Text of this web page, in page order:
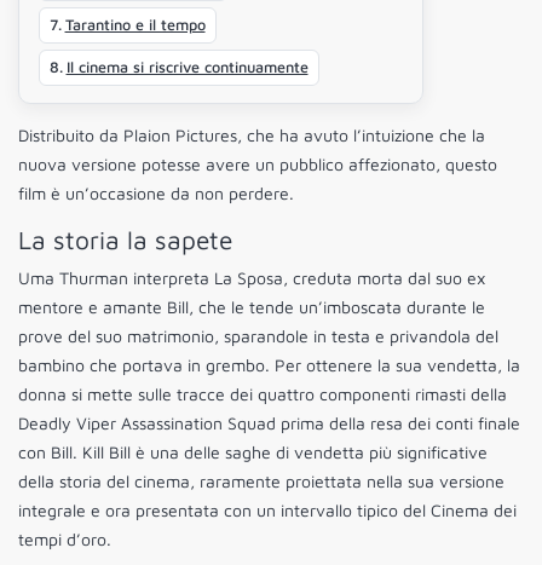
Tarantino e il tempo
Il cinema si riscrive continuamente
Distribuito da Plaion Pictures, che ha avuto l’intuizione che la
nuova versione potesse avere un pubblico affezionato, questo
film è un’occasione da non perdere.
La storia la sapete
Uma Thurman interpreta La Sposa, creduta morta dal suo ex
mentore e amante Bill, che le tende un’imboscata durante le
prove del suo matrimonio, sparandole in testa e privandola del
bambino che portava in grembo. Per ottenere la sua vendetta, la
donna si mette sulle tracce dei quattro componenti rimasti della
Deadly Viper Assassination Squad prima della resa dei conti finale
con Bill. Kill Bill è una delle saghe di vendetta più significative
della storia del cinema, raramente proiettata nella sua versione
integrale e ora presentata con un intervallo tipico del Cinema dei
tempi d’oro.